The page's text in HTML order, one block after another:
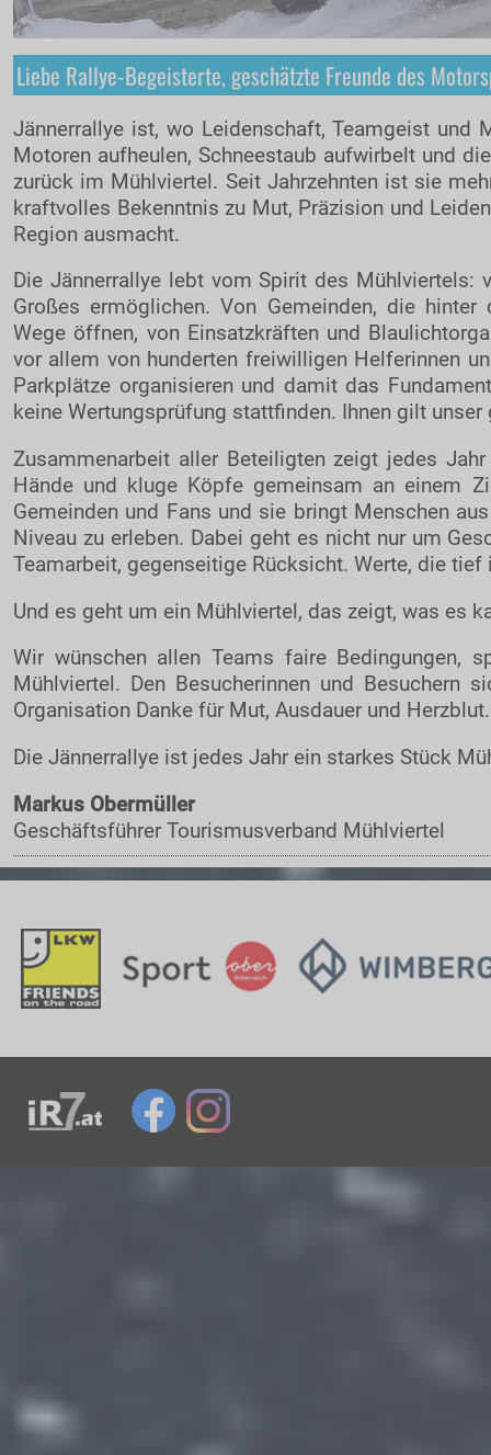
Liebe Rallye-Begeisterte, geschätzte Freunde des
Jännerrallye ist, wo Leidenschaft, Teamgeist und
Motoren aufheulen, Schneestaub aufwirbelt und
zurück im Mühlviertel. Seit Jahrzehnten ist sie
kraftvolles Bekenntnis zu Mut, Präzision und
Region ausmacht.
Die Jännerrallye lebt vom Spirit des Mühlviertels:
Großes ermöglichen. Von Gemeinden, die hinter
Wege öffnen, von Einsatzkräften und
vor allem von hunderten freiwilligen Helferinnen
Parkplätze organisieren und damit das
keine Wertungsprüfung stattfinden. Ihnen gilt
Zusammenarbeit aller Beteiligten zeigt jedes
Hände und kluge Köpfe gemeinsam an einem
Gemeinden und Fans und sie bringt Menschen
Niveau zu erleben. Dabei geht es nicht nur um
Teamarbeit, gegenseitige Rücksicht. Werte, die tief
Und es geht um ein Mühlviertel, das zeigt, was es
Wir wünschen allen Teams faire Bedingungen,
Mühlviertel. Den Besucherinnen und Besuchern
Organisation Danke für Mut, Ausdauer und Herzblut.
Die Jännerrallye ist jedes Jahr ein starkes Stück
Markus Obermüller
Geschäftsführer Tourismusverband Mühlviertel